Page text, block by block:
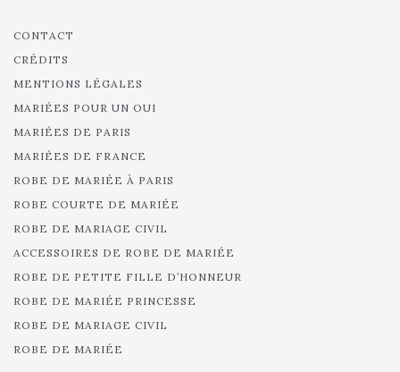
CONTACT
CRÉDITS
MENTIONS LÉGALES
MARIÉES POUR UN OUI
MARIÉES DE PARIS
MARIÉES DE FRANCE
ROBE DE MARIÉE À PARIS
ROBE COURTE DE MARIÉE
ROBE DE MARIAGE CIVIL
ACCESSOIRES DE ROBE DE MARIÉE
ROBE DE PETITE FILLE D’HONNEUR
ROBE DE MARIÉE PRINCESSE
ROBE DE MARIAGE CIVIL
ROBE DE MARIÉE